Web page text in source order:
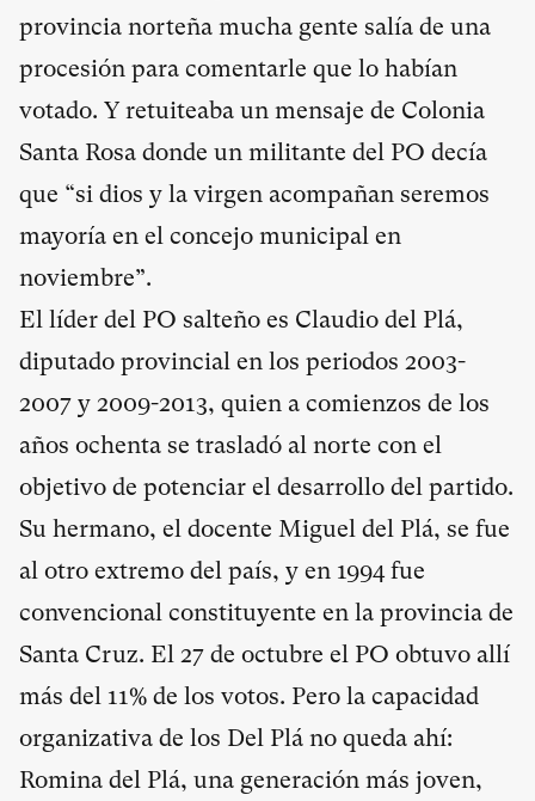
provincia norteña mucha gente salía de una
procesión para comentarle que lo habían
votado. Y retuiteaba un mensaje de Colonia
Santa Rosa donde un militante del PO decía
que “si dios y la virgen acompañan seremos
mayoría en el concejo municipal en
noviembre”.
El líder del PO salteño es Claudio del Plá,
diputado provincial en los periodos 2003-
2007 y 2009-2013, quien a comienzos de los
años ochenta se trasladó al norte con el
objetivo de potenciar el desarrollo del partido.
Su hermano, el docente Miguel del Plá, se fue
al otro extremo del país, y en 1994 fue
convencional constituyente en la provincia de
Santa Cruz. El 27 de octubre el PO obtuvo allí
más del 11% de los votos. Pero la capacidad
organizativa de los Del Plá no queda ahí:
Romina del Plá, una generación más joven,